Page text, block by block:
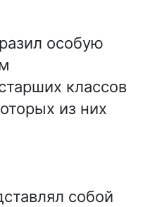
особую
классов
из них
собой